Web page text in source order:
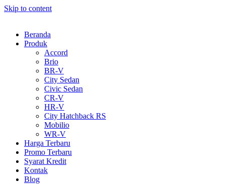
Skip to content
Beranda
Produk
Accord
Brio
BR-V
City Sedan
Civic Sedan
CR-V
HR-V
City Hatchback RS
Mobilio
WR-V
Harga Terbaru
Promo Terbaru
Syarat Kredit
Kontak
Blog